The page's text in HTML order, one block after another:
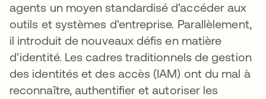
agents un moyen standardisé d'accéder aux
outils et systèmes d'entreprise. Parallèlement,
il introduit de nouveaux défis en matière
d'identité. Les cadres traditionnels de gestion
des identités et des accès (IAM) ont du mal à
reconnaître, authentifier et autoriser les